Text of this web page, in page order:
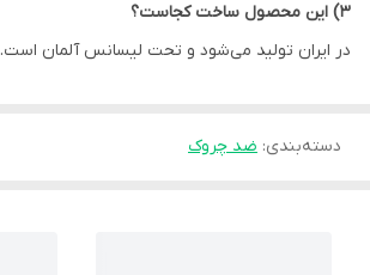
3) این محصول ساخت کجاست؟
در ایران تولید می‌شود و تحت لیسانس آلمان است.
دسته‌بندی: ضد چروک